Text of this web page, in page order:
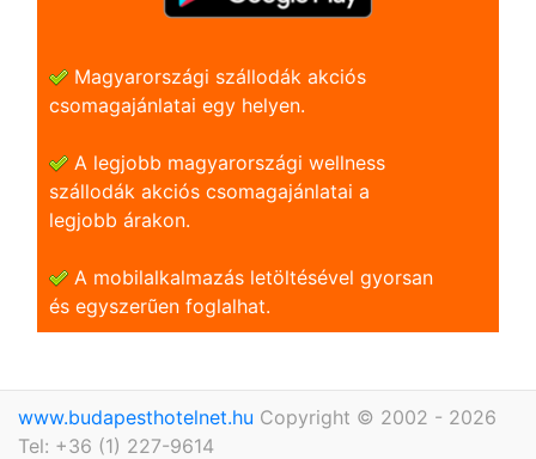
Magyarországi szállodák akciós
csomagajánlatai egy helyen.
A legjobb magyarországi wellness
szállodák akciós csomagajánlatai a
legjobb árakon.
A mobilalkalmazás letöltésével gyorsan
és egyszerũen foglalhat.
www.budapesthotelnet.hu Copyright © 2002 - 2026
Tel: +36 (1) 227-9614